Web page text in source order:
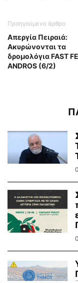
Προηγούμενο άρθρο
Απεργία Πειραιά:
Ακυρώνονται τα
δρομολόγια FAST
ANDROS (6/2)